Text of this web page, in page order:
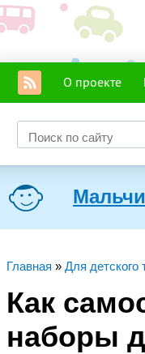
О проекте
Главная » Для детского
Как
наборы